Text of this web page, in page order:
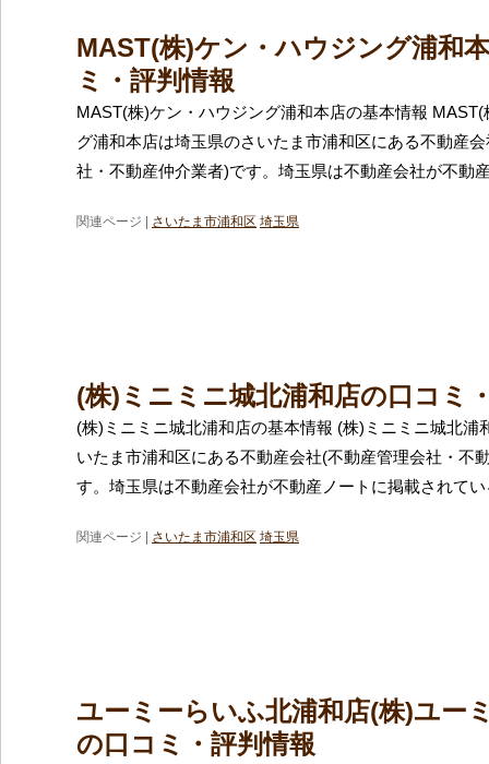
MAST(株)ケン・ハウジング浦和
ミ・評判情報
MAST(株)ケン・ハウジング浦和本店の基本情報
グ浦和本店は埼玉県のさいたま市浦和区にある不動産
社・不動産仲介業者)です。埼玉県は不動産会社が不動
関連ページ | さいたま市浦和区 埼玉県
(株)ミニミニ城北浦和店の口コミ
(株)ミニミニ城北浦和店の基本情報 (株)ミニミニ城北浦
いたま市浦和区にある不動産会社(不動産管理会社・不
す。埼玉県は不動産会社が不動産ノートに掲載されて
関連ページ | さいたま市浦和区 埼玉県
ユーミーらいふ北浦和店(株)ユー
の口コミ・評判情報